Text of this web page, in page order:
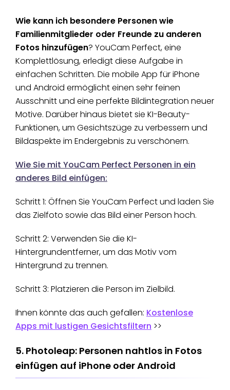
Wie kann ich besondere Personen wie
Familienmitglieder oder Freunde zu anderen
Fotos hinzufügen? YouCam Perfect, eine
Komplettlösung, erledigt diese Aufgabe in
einfachen Schritten. Die mobile App für iPhone
und Android ermöglicht einen sehr feinen
Ausschnitt und eine perfekte Bildintegration neuer
Motive. Darüber hinaus bietet sie KI-Beauty-
Funktionen, um Gesichtszüge zu verbessern und
Bildaspekte im Endergebnis zu verschönern.
Wie Sie mit YouCam Perfect Personen in ein
anderes Bild einfügen:
Schritt 1: Öffnen Sie YouCam Perfect und laden Sie
das Zielfoto sowie das Bild einer Person hoch.
Schritt 2: Verwenden Sie die KI-
Hintergrundentferner, um das Motiv vom
Hintergrund zu trennen.
Schritt 3: Platzieren die Person im Zielbild.
Ihnen könnte das auch gefallen: Kostenlose
Apps mit lustigen Gesichtsfiltern >>
5. Photoleap: Personen nahtlos in Fotos
einfügen auf iPhone oder Android